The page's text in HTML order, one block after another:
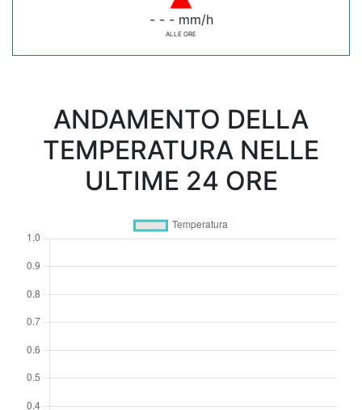
- - - mm/h
ALLE ORE
ANDAMENTO DELLA
TEMPERATURA NELLE
ULTIME 24 ORE